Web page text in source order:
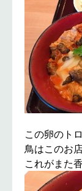
この卵のト
鳥はこのお
これがまた